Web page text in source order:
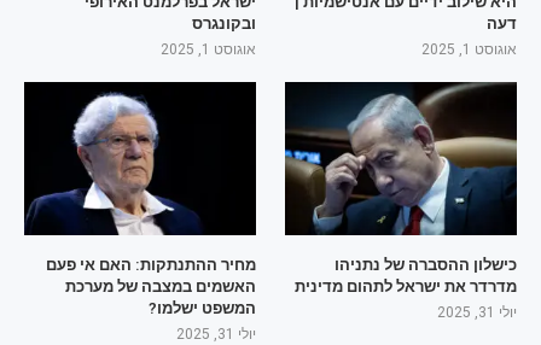
דעה
אוגוסט 1, 2025
ובקונגרס
אוגוסט 1, 2025
כישלון ההסברה של נתניהו
מדרדר את ישראל לתהום מדינית
יולי 31, 2025
מחיר ההתנתקות: האם אי פעם
האשמים במצבה של מערכת
המשפט ישלמו?
יולי 31, 2025